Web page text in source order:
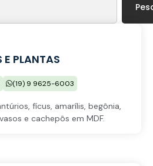
E PLANTAS
(19) 9 9625-6003
fícus, amarílis, begônia,
e cachepôs em MDF.